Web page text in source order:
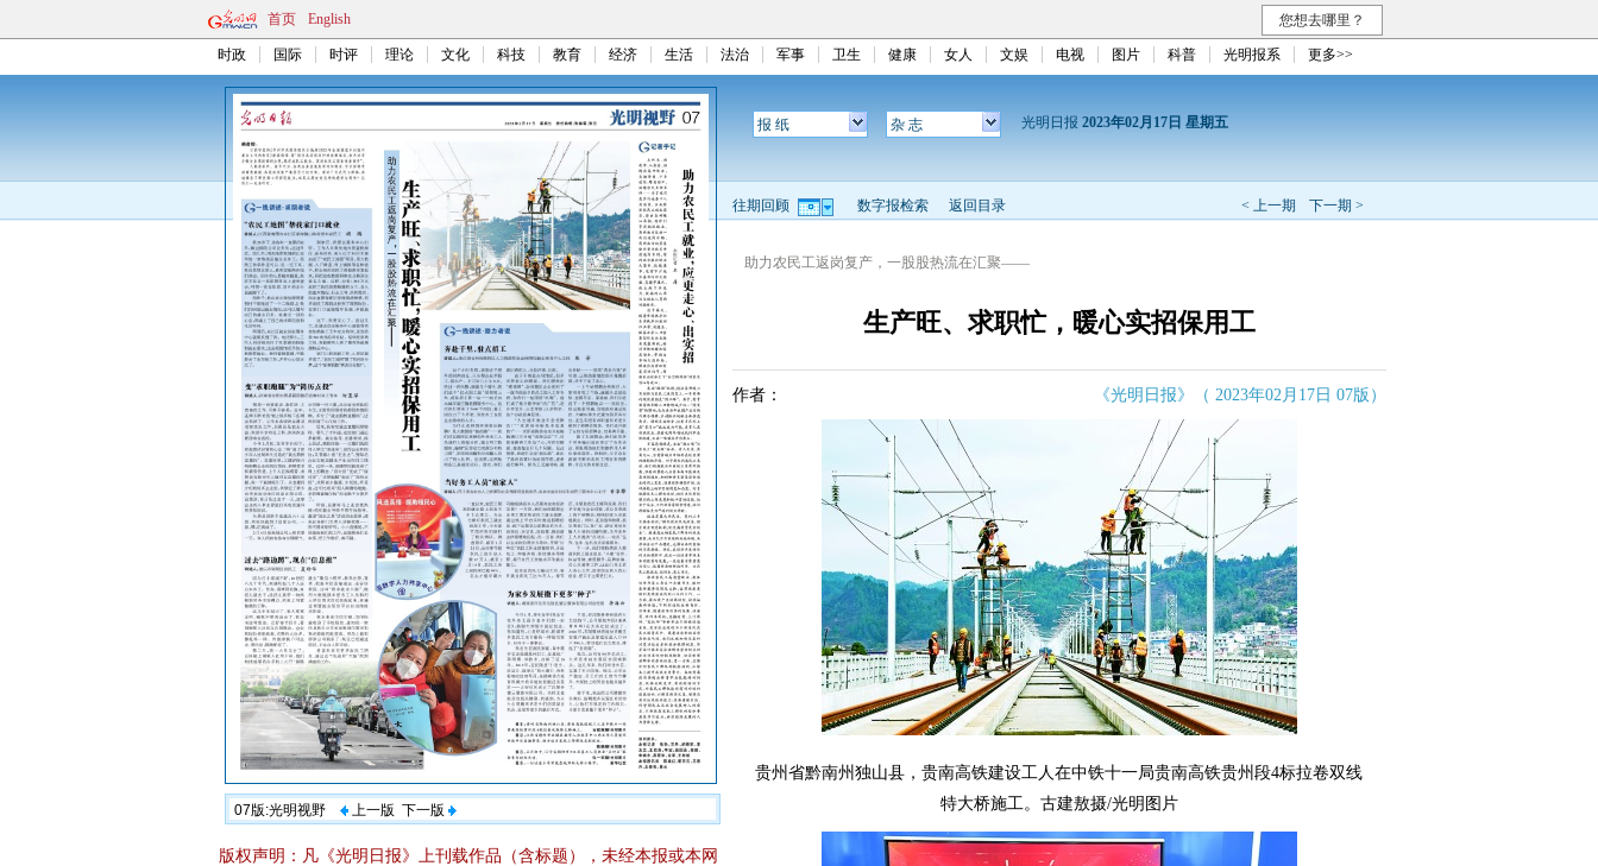
首页 English 您想去哪里？
时政 国际 时评 理论 文化 科技 教育 经济 生活 法治 军事 卫生 健康 女人 文娱 电视 图片 科普 光明报系 更多>>
07版:光明视野 上一版 下一版
版权声明：凡《光明日报》上刊载作品（含标题），未经本报或本网
报 纸 杂 志 光明日报 2023年02月17日 星期五
< 上一期 下一期 >
往期回顾 数字报检索 返回目录
助力农民工返岗复产，一股股热流在汇聚——
生产旺、求职忙，暖心实招保用工
作者： 《光明日报》（ 2023年02月17日 07版）
贵州省黔南州独山县，贵南高铁建设工人在中铁十一局贵南高铁贵州段4标拉卷双线
特大桥施工。古建敖摄/光明图片